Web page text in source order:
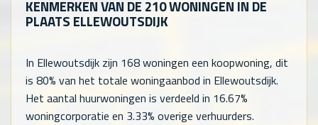
KENMERKEN VAN DE 210WONINGEN IN DE
PLAATS ELLEWOUTSDIJK
In Ellewoutsdijk zijn 168woningen een koopwoning, dit
is 80% van het totale woningaanbod in Ellewoutsdijk.
Het aantal huurwoningen is verdeeld in 16.67%
woningcorporatie en 3.33% overige verhuurders.